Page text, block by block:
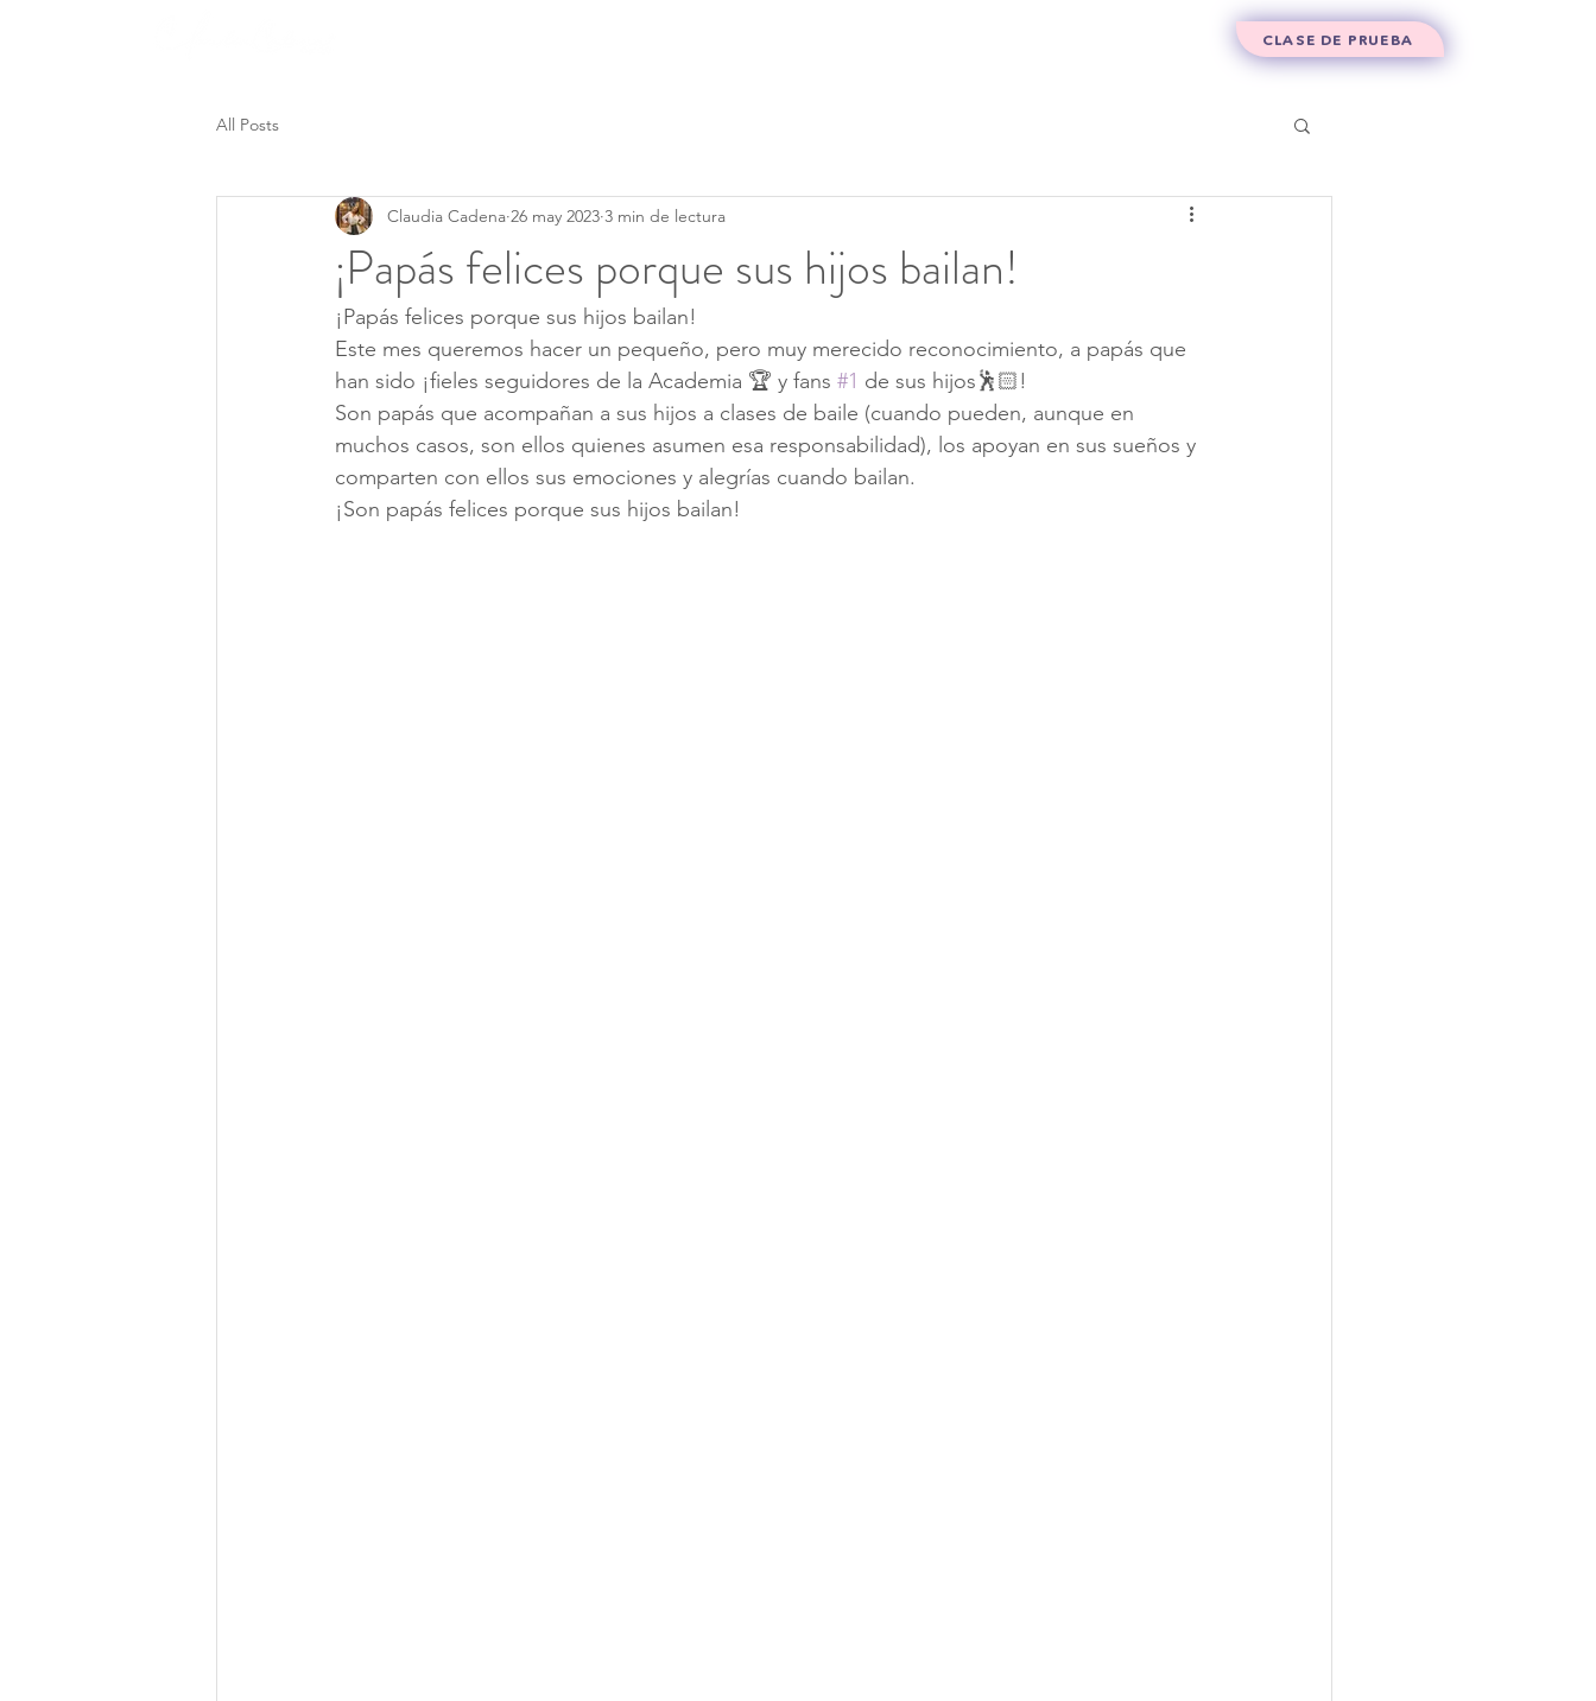
CLASE DE PRUEBA
All Posts
¡Papás felices porque sus hijos bailan!
Claudia Cadena 26 may 2023 3 min de lectura
¡Papás felices porque sus hijos bailan!
Este mes queremos hacer un pequeño, pero muy merecido reconocimiento, a papás que
han sido ¡fieles seguidores de la Academia 🏆 y fans #1 de sus hijos🕺🏻!
Son papás que acompañan a sus hijos a clases de baile (cuando pueden, aunque en
muchos casos, son ellos quienes asumen esa responsabilidad), los apoyan en sus sueños y
comparten con ellos sus emociones y alegrías cuando bailan.
¡Son papás felices porque sus hijos bailan!